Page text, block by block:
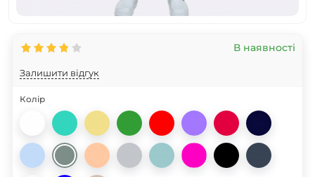
Залишити відгук
В наявності
Колір